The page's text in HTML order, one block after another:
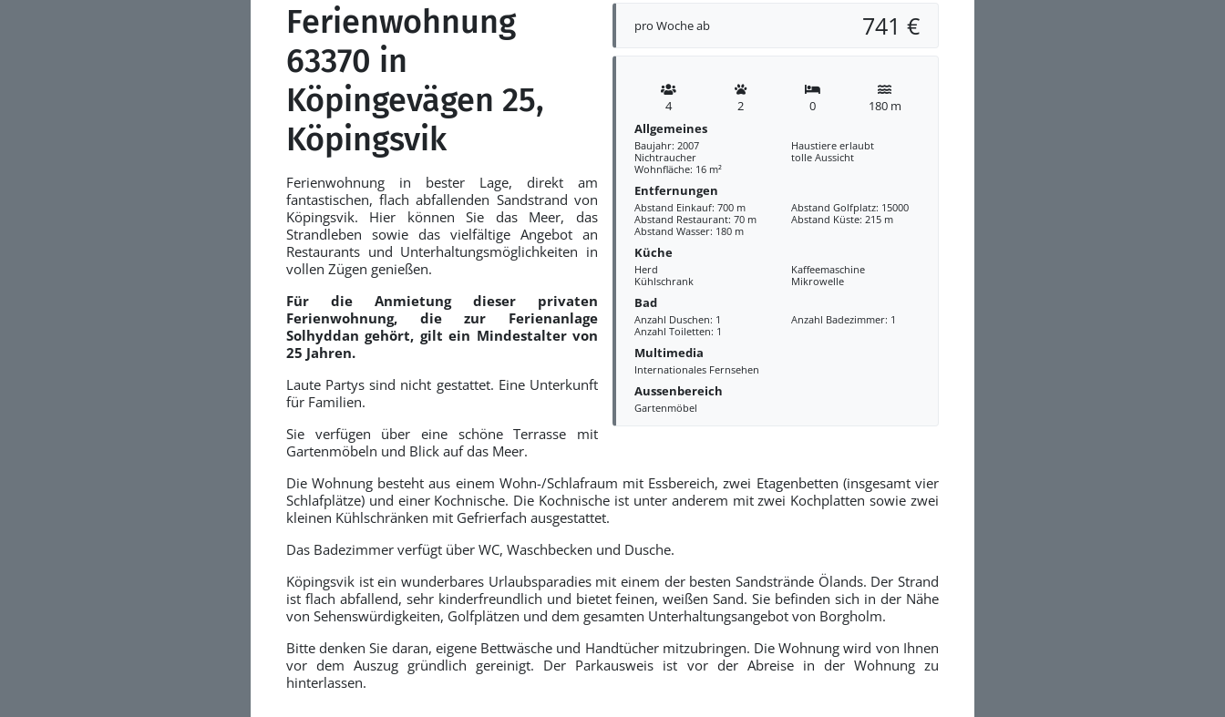
pro Woche ab 741 €
4 2 0
180 m
Allgemeines
Baujahr: 2007
Haustiere erlaubt
Nichtraucher
tolle Aussicht
Wohnfläche: 16 m²
Entfernungen
Abstand Einkauf: 700 m
Abstand Golfplatz: 15000
Abstand Restaurant: 70 m
Abstand Küste: 215 m
Abstand Wasser: 180 m
Küche
Herd
Kaffeemaschine
Kühlschrank
Mikrowelle
Bad
Anzahl Duschen: 1
Anzahl Badezimmer: 1
Anzahl Toiletten: 1
Multimedia
Internationales Fernsehen
Aussenbereich
Gartenmöbel
Ferienwohnung
63370 in
Köpingevägen 25,
Köpingsvik
Ferienwohnung in bester Lage, direkt am
fantastischen, flach abfallenden Sandstrand von
Köpingsvik. Hier können Sie das Meer, das
Strandleben sowie das vielfältige Angebot an
Restaurants und Unterhaltungsmöglichkeiten in
vollen Zügen genießen.
Für die Anmietung dieser privaten
Ferienwohnung, die zur Ferienanlage
Solhyddan gehört, gilt ein Mindestalter von
25 Jahren.
Laute Partys sind nicht gestattet. Eine Unterkunft
für Familien.
Sie verfügen über eine schöne Terrasse mit
Gartenmöbeln und Blick auf das Meer.
Die Wohnung besteht aus einem Wohn-/Schlafraum mit Essbereich, zwei Etagenbetten (insgesamt vier
Schlafplätze) und einer Kochnische. Die Kochnische ist unter anderem mit zwei Kochplatten sowie zwei
kleinen Kühlschränken mit Gefrierfach ausgestattet.
Das Badezimmer verfügt über WC, Waschbecken und Dusche.
Köpingsvik ist ein wunderbares Urlaubsparadies mit einem der besten Sandstrände Ölands. Der Strand
ist flach abfallend, sehr kinderfreundlich und bietet feinen, weißen Sand. Sie befinden sich in der Nähe
von Sehenswürdigkeiten, Golfplätzen und dem gesamten Unterhaltungsangebot von Borgholm.
Bitte denken Sie daran, eigene Bettwäsche und Handtücher mitzubringen. Die Wohnung wird von Ihnen
vor dem Auszug gründlich gereinigt. Der Parkausweis ist vor der Abreise in der Wohnung zu
hinterlassen.